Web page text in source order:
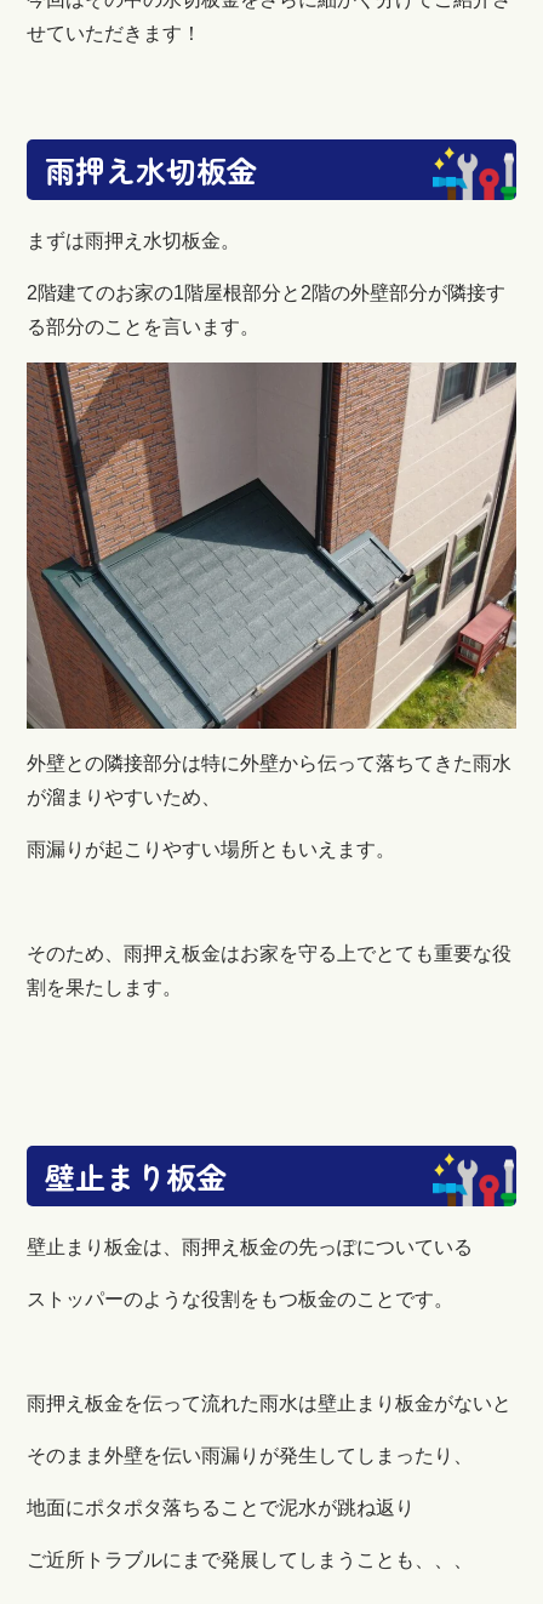
せていただきます！
雨押え水切板金
まずは雨押え水切板金。
2階建てのお家の1階屋根部分と2階の外壁部分が隣接す
る部分のことを言います。
外壁との隣接部分は特に外壁から伝って落ちてきた雨水
が溜まりやすいため、
雨漏りが起こりやすい場所ともいえます。
そのため、雨押え板金はお家を守る上でとても重要な役
割を果たします。
壁止まり板金
壁止まり板金は、雨押え板金の先っぽについている
ストッパーのような役割をもつ板金のことです。
雨押え板金を伝って流れた雨水は壁止まり板金がないと
そのまま外壁を伝い雨漏りが発生してしまったり、
地面にポタポタ落ちることで泥水が跳ね返り
ご近所トラブルにまで発展してしまうことも、、、